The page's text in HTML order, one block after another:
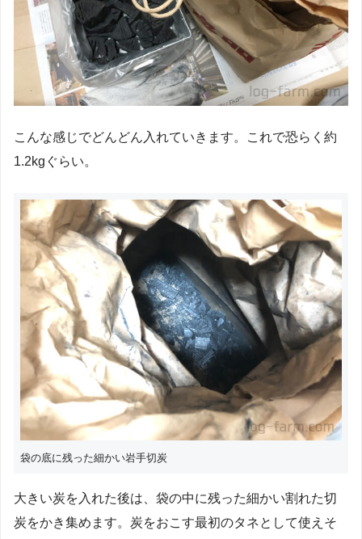
こんな感じでどんどん入れていきます。これで恐らく約
1.2kgぐらい。
袋の底に残った細かい岩手切炭
大きい炭を入れた後は、袋の中に残った細かい割れた切
炭をかき集めます。炭をおこす最初のタネとして使えそ